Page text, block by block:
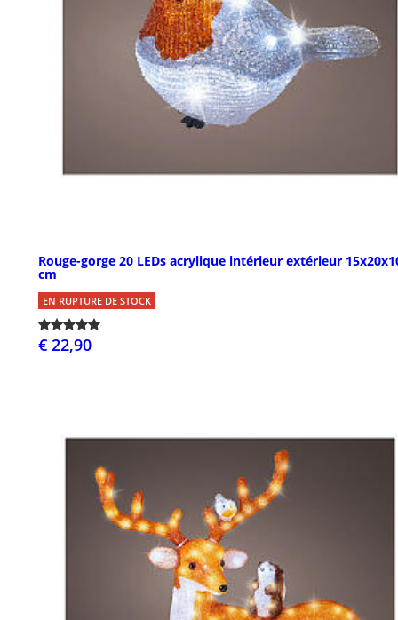
Rouge-gorge 20 LEDs acrylique intérieur extérieur
cm
EN RUPTURE DE STOCK
€ 22,90